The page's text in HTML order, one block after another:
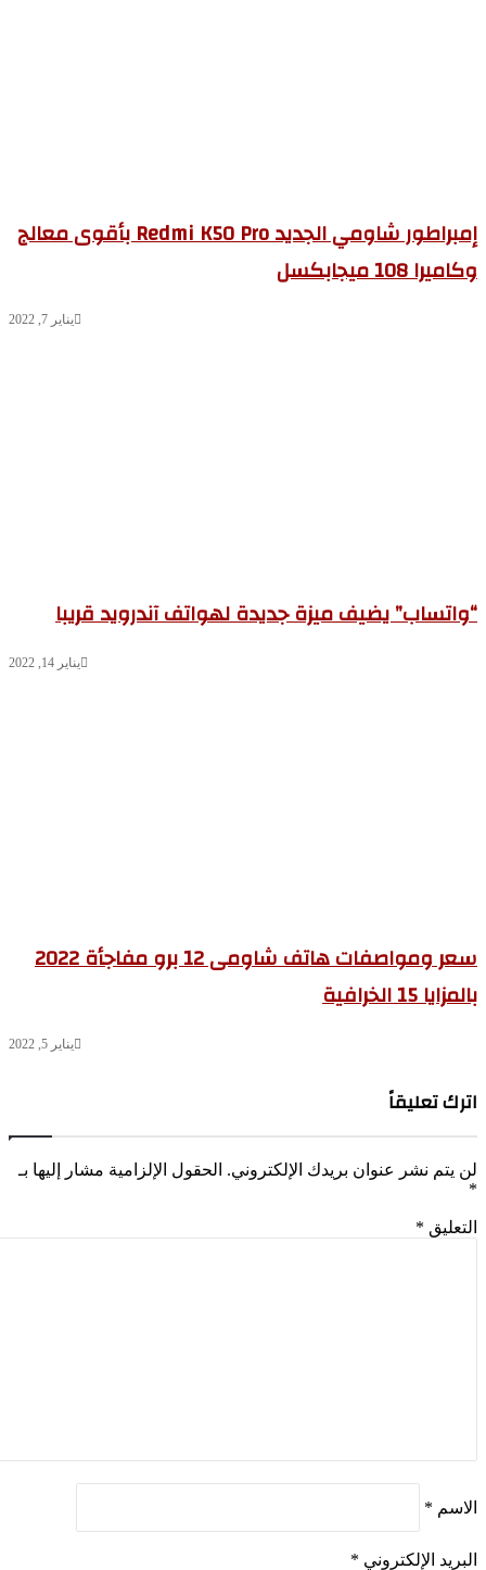
إمبراطور شاومي الجديد Redmi K50 Pro بأقوى معالج
108 ميجابكسل
يناير 7, 2022
يضيف ميزة جديدة لهواتف آندرويد قريبا
يناير 14, 2022
سعر ومواصفات هاتف شاومى 12 برو مفاجأة 2022
15 الخرافية
يناير 5, 2022
تعليقاً
يتم نشر عنوان بريدك الإلكتروني. الحقول الإلزامية مشار إليها بـ
*
*
الإلكتروني*